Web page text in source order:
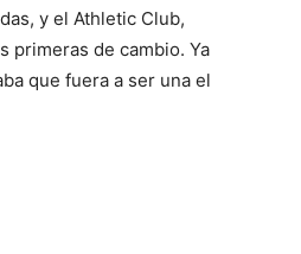
y el Athletic Club,
primeras de cambio. Ya
que fuera a ser una el